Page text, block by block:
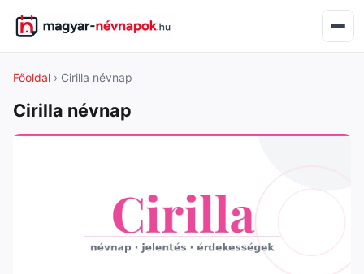
Főoldal › Cirilla névnap
Cirilla névnap